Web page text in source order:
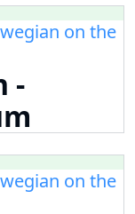
on the
-
on the